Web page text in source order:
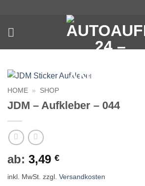
springen
HOME » SHOP
JDM – Aufkleber – 044
ab: 3,49 €
inkl. MwSt. zzgl. Versandkosten